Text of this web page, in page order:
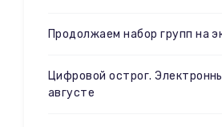
Продолжаем набор групп на
Цифровой острог.
августе